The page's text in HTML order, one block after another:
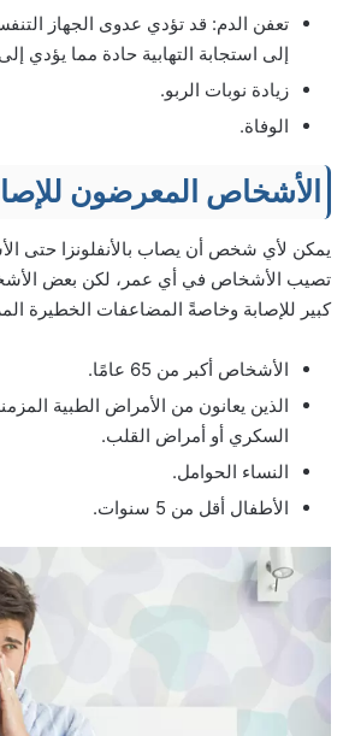
تعفن الدم: قد تؤدي عدوى الجهاز
إلى استجابة التهابية حادة مما يؤدي
زيادة نوبات الربو.
الوفاة.
الأشخاص المعرضون للإصابة
يمكن لأي شخص أن يصاب بالأنفلونزا حتى
تصيب الأشخاص في أي عمر، لكن بعض
كبير للإصابة وخاصةً المضاعفات الخطيرة
الأشخاص أكبر من 65 عامًا.
الذين يعانون من الأمراض الطبية
السكري أو أمراض القلب.
النساء الحوامل.
الأطفال أقل من 5 سنوات.